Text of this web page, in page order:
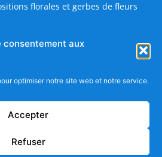
consentement aux
optimiser notre site web et notre service.
Accepter
Refuser
florales et gerbes de fleurs
(sur commande)